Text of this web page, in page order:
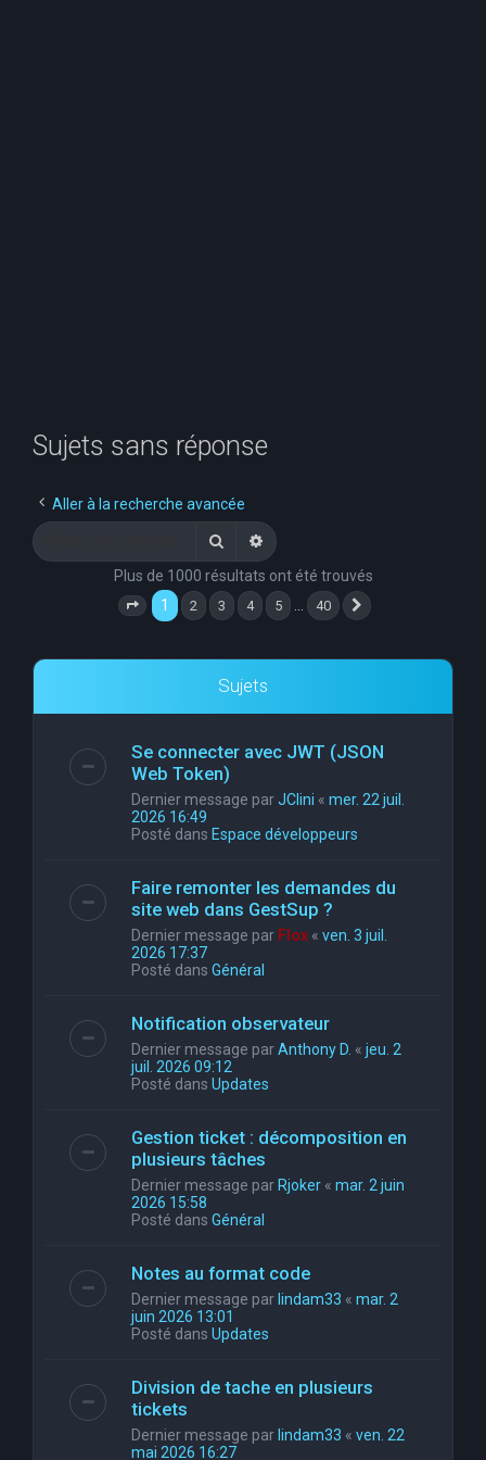
Sujets sans réponse
Aller à la recherche avancée
RechercherRecherche avancée
Plus de 1000 résultats ont été trouvés
Page 1 sur 40
1 2 3 4 5 … 40
Sujets
Se connecter avec JWT (JSON
Web Token)
Dernier message parJClini « mer. 22 juil.
2026 16:49
Posté dans Espace développeurs
Faire remonter les demandes du
site web dans GestSup ?
Dernier message par Flox « ven. 3 juil.
2026 17:37
Posté dans Général
Notification observateur
Dernier message parAnthony D. « jeu. 2
juil. 2026 09:12
Posté dans Updates
Gestion ticket : décomposition en
plusieurs tâches
Dernier message par Rjoker « mar. 2 juin
2026 15:58
Posté dans Général
Notes au format code
Dernier message par lindam33 « mar. 2
juin 2026 13:01
Posté dans Updates
Division de tache en plusieurs
tickets
Dernier message par lindam33 « ven. 22
mai 2026 16:27